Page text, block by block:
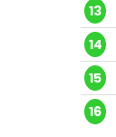
13
14
15
16